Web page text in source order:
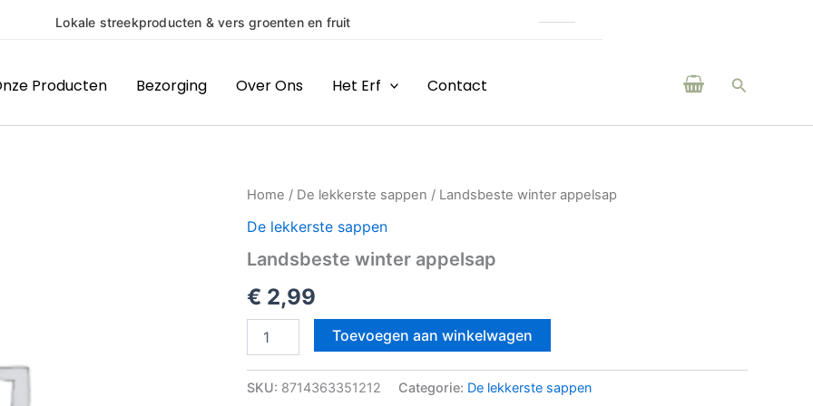
Lokale streekproducten & vers groenten en fruit
Producten Bezorging Over Ons Het Erf Contact Zoeken
Home / De lekkerste sappen / Landsbeste winter appelsap
De lekkerste sappen
Landsbeste winter appelsap
€ 2,99
Landsbeste
appelsap
Toevoegen aan winkelwagen
SKU: 8714363351212 Categorie: De lekkerste sappen